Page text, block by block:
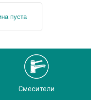
пуста
Смесители